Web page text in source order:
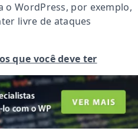
o WordPress, por exemplo,
livre de ataques
que você deve ter